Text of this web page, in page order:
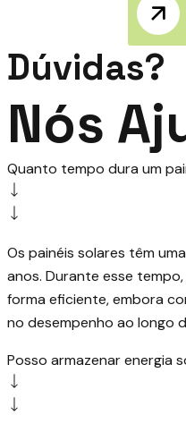
Dúvidas?
Nós
Quanto tempo dura um
Os painéis solares têm
anos. Durante esse
forma eficiente, embora
no desempenho ao longo
Posso armazenar energia